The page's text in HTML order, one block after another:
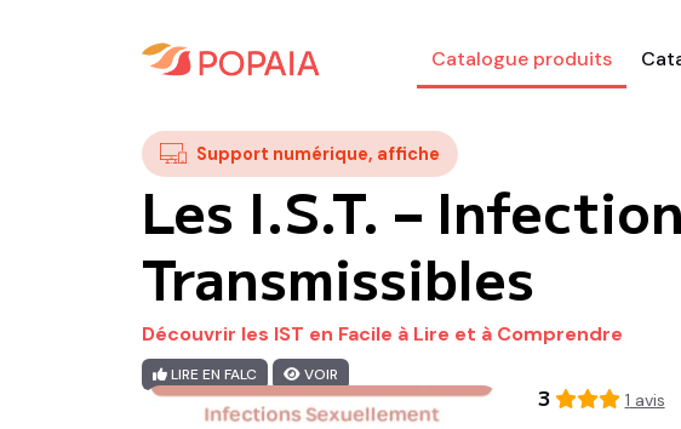
Catalogue produits
Support numérique, affiche
Les I.S.T. –
Transmissibles
Découvrir les IST en Facile à Lire et à Comprendre
LIRE EN FALC VOIR
3 1 avis